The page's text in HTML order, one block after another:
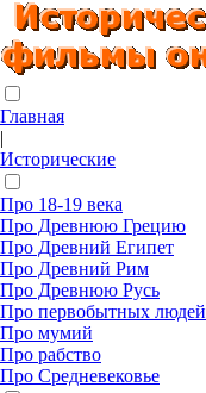
Главная
|
Исторические
Про 18-19 века
Про Древнюю Грецию
Про Древний Египет
Про Древний Рим
Про Древнюю Русь
Про первобытных людей
Про мумий
Про рабство
Про Средневековье